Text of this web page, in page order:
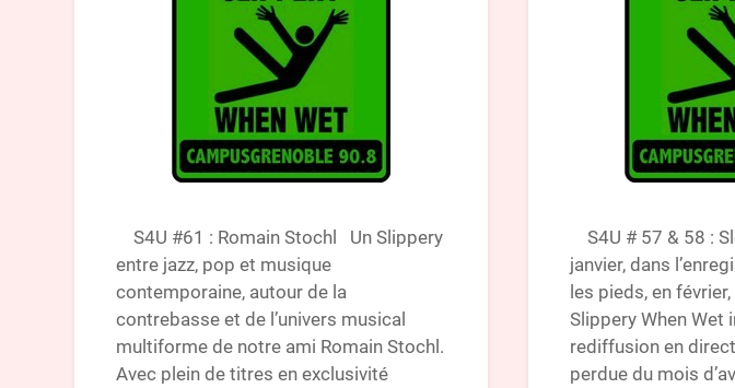
S4U #61 : Romain Stochl Un Slippery
entre jazz, pop et musique
contemporaine, autour de la
contrebasse et de l’univers musical
multiforme de notre ami Romain Stochl.
Avec plein de titres en exclusivité
S4U # 57 & 58 :
janvier, dans
les pieds, en
Slippery When Wet
rediffusion en
perdue du mois